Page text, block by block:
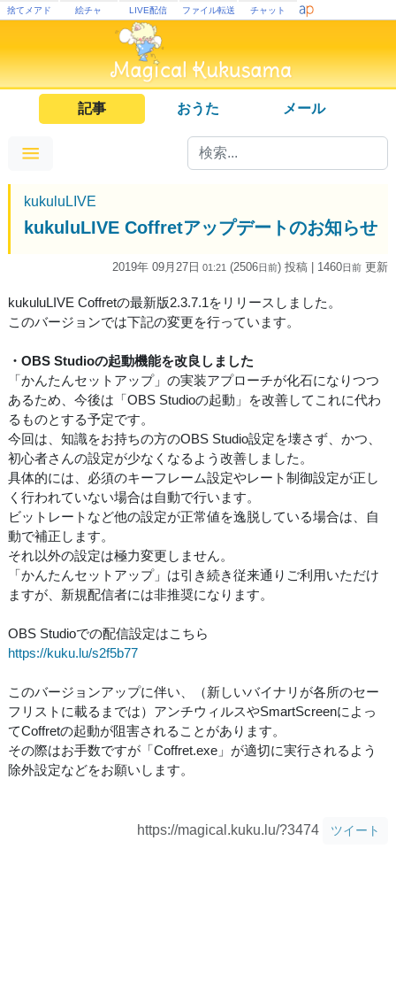
捨てメアド 絵チャ LIVE配信 ファイル転送 チャット
記事 おうた メール
kukuluLIVE
kukuluLIVE Coffretアップデートのお知らせ
2019年 09月27日 01:21 (2506日前) 投稿 | 1460日前 更新
kukuluLIVE Coffretの最新版2.3.7.1をリリースしました。
このバージョンでは下記の変更を行っています。
・OBS Studioの起動機能を改良しました
「かんたんセットアップ」の実装アプローチが化石になりつつ
あるため、今後は「OBS Studioの起動」を改善してこれに代わ
るものとする予定です。
今回は、知識をお持ちの方のOBS Studio設定を壊さず、かつ、
初心者さんの設定が少なくなるよう改善しました。
具体的には、必須のキーフレーム設定やレート制御設定が正し
く行われていない場合は自動で行います。
ビットレートなど他の設定が正常値を逸脱している場合は、自
動で補正します。
それ以外の設定は極力変更しません。
「かんたんセットアップ」は引き続き従来通りご利用いただけ
ますが、新規配信者には非推奨になります。
OBS Studioでの配信設定はこちら
https://kuku.lu/s2f5b77
このバージョンアップに伴い、（新しいバイナリが各所のセー
フリストに載るまでは）アンチウィルスやSmartScreenによっ
てCoffretの起動が阻害されることがあります。
その際はお手数ですが「Coffret.exe」が適切に実行されるよう
除外設定などをお願いします。
https://magical.kuku.lu/?3474 ツイート